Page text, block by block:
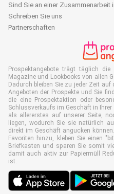
Sind Sie an einer Zusammenarbeit
Schreiben Sie uns
Partnerschaften
Prospektangebote trägt täglich die
Magazine und Lookbooks von allen
Dadurch bleiben Sie zu jeder Zeit
Angeboten der Prospekte und Sie
die eine Prospektaktion oder
Schlussverkaufs im Geschäft in Ihrer
als allererstes auf unserer Seite,
liegen, wodurch Sie sie natürlich
direkt im Geschäft angucken
Favoriten hinzu, kleben Sie einen
Briefkasten und sparen Sie somit
damit auch aktiv zur Papiermüll
ist.